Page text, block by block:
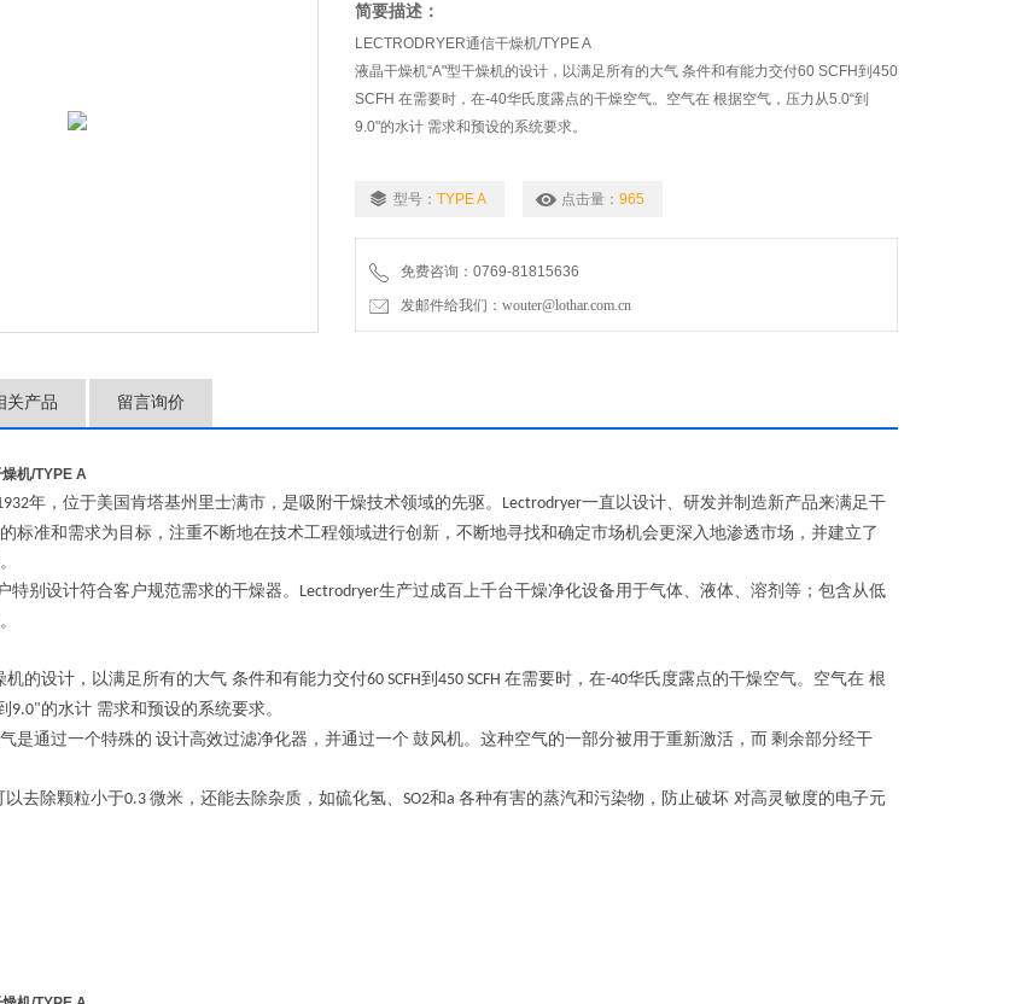
简要描述：
LECTRODRYER通信干燥机/TYPE A
液晶干燥机“A"型干燥机的设计，以满足所有的大气 条件和有能力交付60 SCFH到450
SCFH 在需要时，在-40华氏度露点的干燥空气。空气在 根据空气，压力从5.0“到
9.0"的水计 需求和预设的系统要求。
型号： TYPE A 点击量： 965
免费咨询：0769-81815636
发邮件给我们：wouter@lothar.com.cn
关产品 留言询价
机/TYPE A
年，位于美国肯塔基州里士满市，是吸附干燥技术领域的先驱。 Lectrodryer一直以设计、研发并制造新产品来满足干
标准和需求为目标，注重不断地在技术工程领域进行创新，不断地寻找和确定市场机会更深入地渗透市场，并建立了
特别设计符合客户规范需求的干燥器。 Lectrodryer生产过成百上千台干燥净化设备用于气体、液体、溶剂等；包含从低
机的设计，以满足所有的大气 条件和有能力交付60 SCFH到 450 SCFH 在需要时，在-40华氏度露点的干燥空气。空气在 根
9.0"的水计 需求和预设的系统要求。
是通过一个特殊的 设计高效过滤净化器，并通过一个 鼓风机。这种空气的一部分被用于重新激活，而 剩余部分经干
以去除颗粒小于0.3 微米，还能去除杂质，如硫化氢、 SO2和a 各种有害的蒸汽和污染物，防止破坏 对高灵敏度的电子元